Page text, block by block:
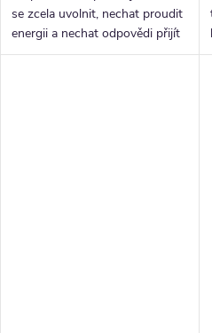
se zcela uvolnit, nechat proudit
energii a nechat odpovědi přijít
přirozeně. Kyvadlo může být